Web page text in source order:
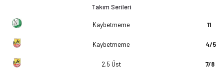
Takım Serileri
Kaybetmeme 11
Kaybetmeme 4/5
2.5 Üst 7/8